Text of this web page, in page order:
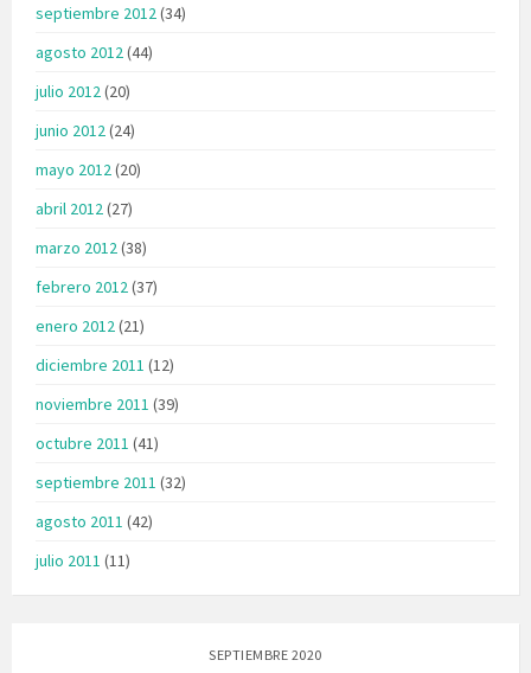
septiembre 2012(34)
agosto 2012(44)
julio 2012(20)
junio 2012(24)
mayo 2012(20)
abril 2012(27)
marzo 2012(38)
febrero 2012(37)
enero 2012(21)
diciembre 2011 (12)
noviembre 2011 (39)
octubre 2011 (41)
septiembre 2011 (32)
agosto 2011 (42)
julio 2011 (11)
SEPTIEMBRE 2020